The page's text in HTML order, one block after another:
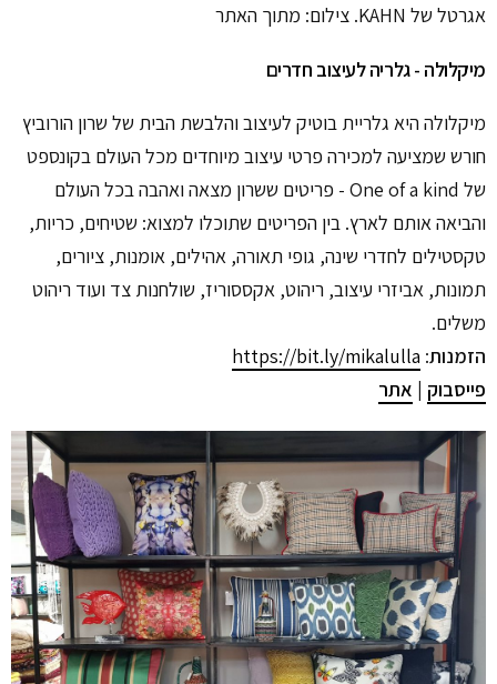
אגרטל של KAHN. צילום: מתוך האתר
מיקלולה - גלריה לעיצוב חדרים
מיקלולה היא גלריית בוטיק לעיצוב והלבשת הבית של שרון הורוביץ
חורש שמציעה למכירה פרטי עיצוב מיוחדים מכל העולם בקונספט
של One of a kind - פריטים ששרון מצאה ואהבה בכל העולם
והביאה אותם לארץ. בין הפריטים שתוכלו למצוא: שטיחים, כריות,
טקסטילים לחדרי שינה, גופי תאורה, אהילים, אומנות, ציורים,
תמונות, אביזרי עיצוב, ריהוט, אקססוריז, שולחנות צד ועוד ריהוט
משלים.
הזמנות:
https://bit.ly/mikalulla
פייסבוק | אתר